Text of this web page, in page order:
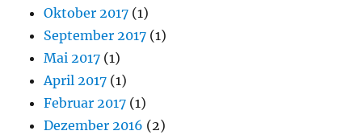
Oktober 2017 (1)
September 2017 (1)
Mai 2017 (1)
April 2017 (1)
Februar 2017 (1)
Dezember 2016 (2)